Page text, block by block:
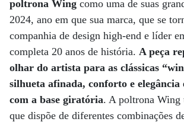
poltrona Wing como uma de suas
2024, ano em que sua marca, que se
companhia de design high-end e líder
completa 20 anos de história. A peça
olhar do artista para as clássicas
silhueta afinada, conforto e
com a base giratória. A poltrona Wing
que dispõe de diferentes combinações